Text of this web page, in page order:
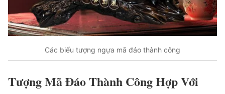
Các biểu tượng ngựa mã đáo thành công
Tượng Mã Đáo Thành Công Hợp Với